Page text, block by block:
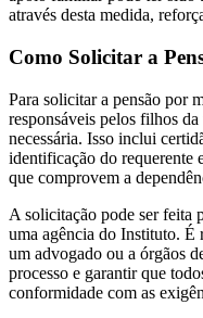
através desta medida,
Como Solicitar a
Para solicitar a pensão por
responsáveis pelos filhos
necessária. Isso inclui
identificação do requerente
que comprovem a
A solicitação pode ser feita
uma agência do Instituto. É
um advogado ou a órgãos
processo e garantir que
conformidade com as